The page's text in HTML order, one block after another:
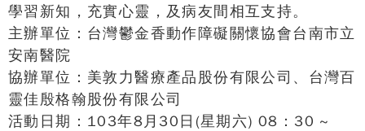
學習新知，充實心靈，及病友間相互支持。
主辦單位：台灣鬱金香動作障礙關懷協會台南市立
安南醫院
協辦單位：美敦力醫療產品股份有限公司、台灣百
靈佳殷格翰股份有限公司
活動日期：103年8月30日(星期六) 08：30 ~